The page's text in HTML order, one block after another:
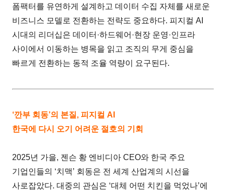
폼팩터를 유연하게 설계하고 데이터 수집 자체를 새로운
비즈니스 모델로 전환하는 전략도 중요하다. 피지컬 AI
시대의 리더십은 데이터·하드웨어·현장 운영·인프라
사이에서 이동하는 병목을 읽고 조직의 무게 중심을
빠르게 전환하는 동적 조율 역량이 요구된다.
‘깐부 회동’의 본질, 피지컬 AI
한국에 다시 오기 어려운 절호의 기회
2025년 가을, 젠슨 황 엔비디아 CEO와 한국 주요
기업인들의 ‘치맥’ 회동은 전 세계 산업계의 시선을
사로잡았다. 대중의 관심은 ‘대체 어떤 치킨을 먹었나’에